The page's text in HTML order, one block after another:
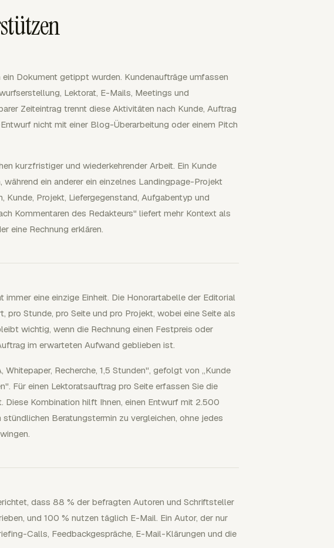
Dokument getippt wurden. Kundenaufträge umfassen
Lektorat, E-Mails, Meetings und
Zeiteintrag trennt diese Aktivitäten nach Kunde, Auftrag
nicht mit einer Blog-Überarbeitung oder einem Pitch
kurzfristiger und wiederkehrender Arbeit. Ein Kunde
ein anderer ein einzelnes Landingpage-Projekt
Kunde, Projekt, Liefergegenstand, Aufgabentyp und
Kommentaren des Redakteurs" liefert mehr Kontext als
eine Rechnung erklären.
eine einzige Einheit. Die Honorartabelle der Editorial
pro Stunde, pro Seite und pro Projekt, wobei eine Seite als
wichtig, wenn die Rechnung einen Festpreis oder
im erwarteten Aufwand geblieben ist.
Whitepaper, Recherche, 1,5 Stunden", gefolgt von „Kunde
Für einen Lektoratsauftrag pro Seite erfassen Sie die
Diese Kombination hilft Ihnen, einen Entwurf mit 2.500
Beratungstermin zu vergleichen, ohne jedes
dass 88 % der befragten Autoren und Schriftsteller
und 100 % nutzen täglich E-Mail. Ein Autor, der nur
Calls, Feedbackgespräche, E-Mail-Klärungen und die